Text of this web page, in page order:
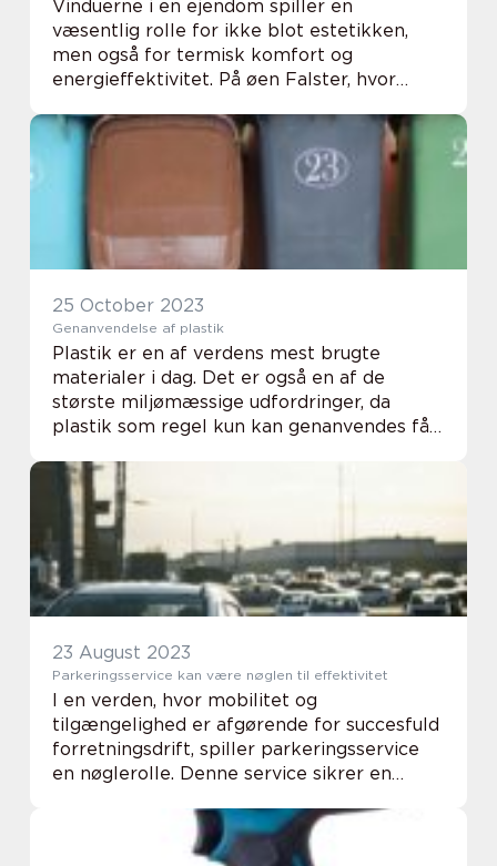
Vinduerne i en ejendom spiller en
væsentlig rolle for ikke blot estetikken,
men også for termisk komfort og
energieffektivitet. På øen Falster, hvor
efterårsmåneder til kolde,...
25 October 2023
Genanvendelse af plastik
Plastik er en af verdens mest brugte
materialer i dag. Det er også en af de
største miljømæssige udfordringer, da
plastik som regel kun kan genanvendes få
tiltag i gan...
23 August 2023
Parkeringsservice kan være nøglen til effektivitet
I en verden, hvor mobilitet og
tilgængelighed er afgørende for succesfuld
forretningsdrift, spiller parkeringsservice
en nøglerolle. Denne service sikrer en
for både medarbejdere og besøgende,